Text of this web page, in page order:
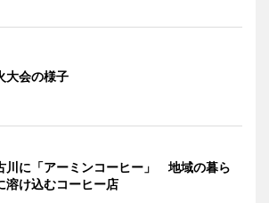
大会の様子
川に「アーミンコーヒー」 地域の暮ら
溶け込むコーヒー店